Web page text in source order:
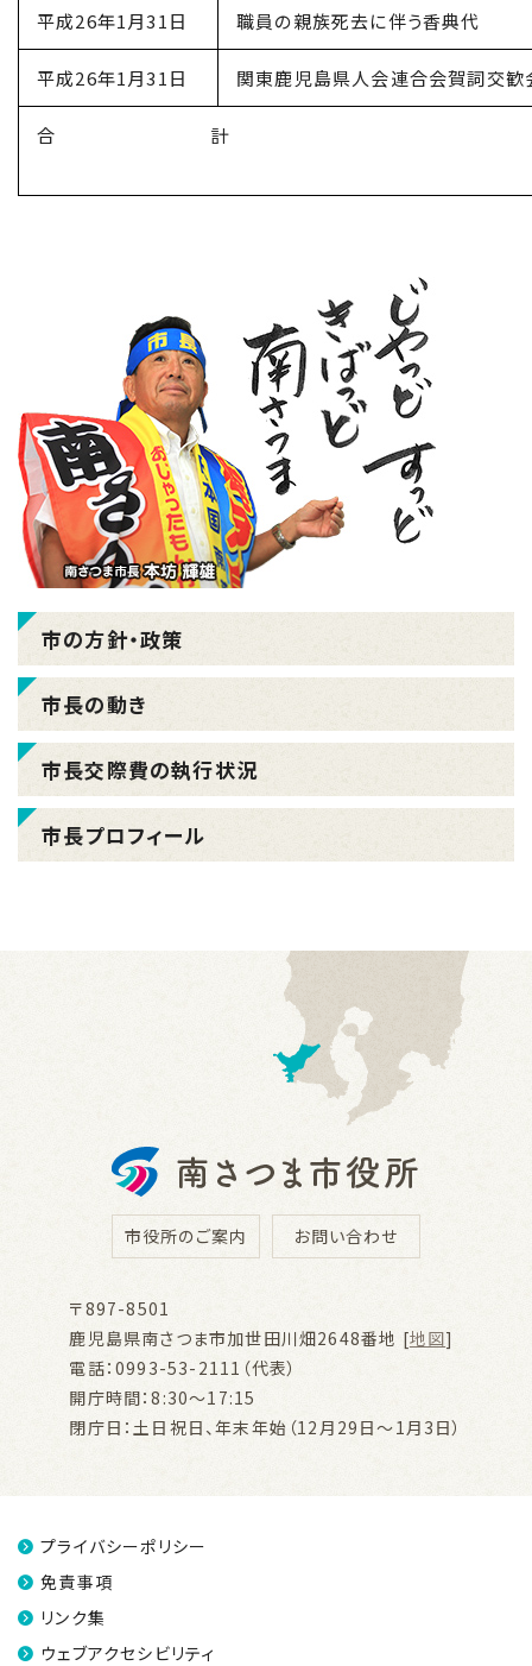
平成26年1月31日 職員の親族死去に伴う香典代
平成26年1月31日 関東鹿児島県人会連合会賀詞交歓
合 計
市の方針・政策
市長の動き
市長交際費の執行状況
市長プロフィール
市役所のご案内 お問い合わせ
〒897-8501
鹿児島県南さつま市加世田川畑2648番地 [地図]
電話：0993-53-2111（代表）
開庁時間：8:30～17:15
閉庁日：土日祝日、年末年始（12月29日～1月3日）
プライバシーポリシー
免責事項
リンク集
ウェブアクセシビリティ